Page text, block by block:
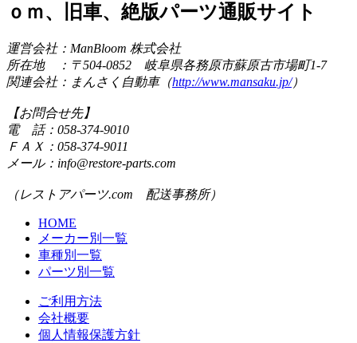
ｏｍ、旧車、絶版パーツ通販サイト
運営会社：ManBloom 株式会社
所在地 ：〒504-0852 岐阜県各務原市蘇原古市場町1-7
関連会社：まんさく自動車（http://www.mansaku.jp/）
【お問合せ先】
電 話：058-374-9010
ＦＡＸ：058-374-9011
メール：info@restore-parts.com
（レストアパーツ.com 配送事務所）
HOME
メーカー別一覧
車種別一覧
パーツ別一覧
ご利用方法
会社概要
個人情報保護方針